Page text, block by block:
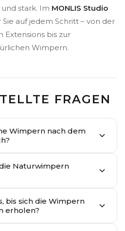
stark. Im MONLIS Studio
auf jedem Schritt – von der
Extensions bis zur
Wimpern.
FRAGEN
Wimpern nach dem
Naturwimpern
bis sich die Wimpern
erholen?